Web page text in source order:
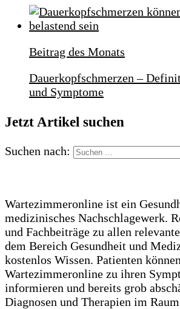
Beitrag des Monats
Dauerkopfschmerzen –
und Symptome
Jetzt Artikel suchen
Suchen nach:
Wartezimmeronline ist ein
medizinisches Nachschlagewerk.
und Fachbeiträge zu allen
dem Bereich Gesundheit und
kostenlos Wissen. Patienten
Wartezimmeronline zu ihren
informieren und bereits grob
Diagnosen und Therapien im